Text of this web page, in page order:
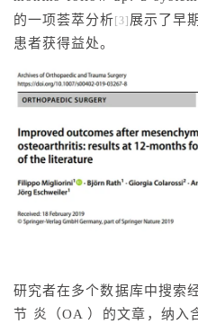
的一项荟萃分析[3] 展示了早
患者获得益处。
研究者在多个数据库中搜索
节 炎（OA ）的文章，纳入